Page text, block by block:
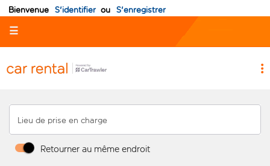
Bienvenue S'identifier ou S'enregistrer
☰
Lieu de prise en charge
Retourner au même endroit